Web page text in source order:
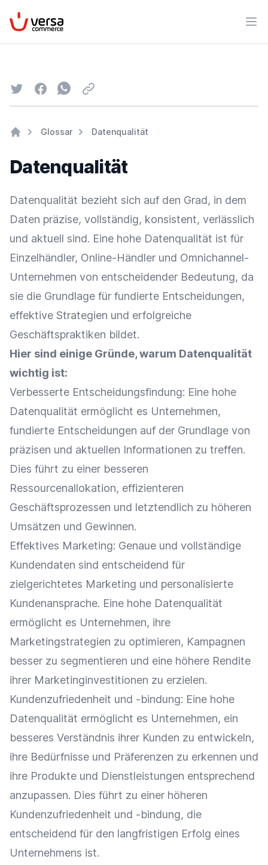
VersaCommerce
TwitterFacebookWhatsapp
Email
Glossar Datenqualität
Datenqualität
Datenqualität bezieht sich auf den Grad, in dem
Daten präzise, vollständig, konsistent, verlässlich
und aktuell sind. Eine hohe Datenqualität ist für
Einzelhändler, Online-Händler und Omnichannel-
Unternehmen von entscheidender Bedeutung, da
sie die Grundlage für fundierte Entscheidungen,
effektive Strategien und erfolgreiche
Geschäftspraktiken bildet.
Hier sind einige Gründe, warum Datenqualität
wichtig ist:
Verbesserte Entscheidungsfindung: Eine hohe
Datenqualität ermöglicht es Unternehmen,
fundierte Entscheidungen auf der Grundlage von
präzisen und aktuellen Informationen zu treffen.
Dies führt zu einer besseren
Ressourcenallokation, effizienteren
Geschäftsprozessen und letztendlich zu höheren
Umsätzen und Gewinnen.
Effektives Marketing: Genaue und vollständige
Kundendaten sind entscheidend für
zielgerichtetes Marketing und personalisierte
Kundenansprache. Eine hohe Datenqualität
ermöglicht es Unternehmen, ihre
Marketingstrategien zu optimieren, Kampagnen
besser zu segmentieren und eine höhere Rendite
ihrer Marketinginvestitionen zu erzielen.
Kundenzufriedenheit und -bindung: Eine hohe
Datenqualität ermöglicht es Unternehmen, ein
besseres Verständnis ihrer Kunden zu entwickeln,
ihre Bedürfnisse und Präferenzen zu erkennen und
ihre Produkte und Dienstleistungen entsprechend
anzupassen. Dies führt zu einer höheren
Kundenzufriedenheit und -bindung, die
entscheidend für den langfristigen Erfolg eines
Unternehmens ist.